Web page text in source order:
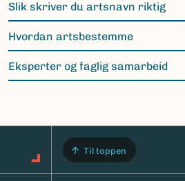
Slik skriver du artsnavn riktig
Hvordan artsbestemme
Eksperter og faglig samarbeid
Til toppen